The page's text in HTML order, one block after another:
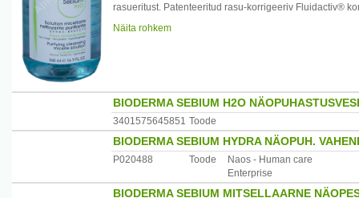
rasueritust. Patenteeritud rasu-korrigeeriv Fluidactiv®
Kasutamine: niisuta vatipadjake. Puhasta/eemalda
Päritolumaa: Prantsusmaa
Maaletooja: Remedica, Pärnu mnt 501, Laagri 76401
Näita rohkem
BIODERMA SEBIUM H2O
3401575645851 Toode
BIODERMA SEBIUM HYDRA NÄOPUH.
P020488 Toode
Naos - Human care
Enterprise
BIODERMA SEBIUM MITSELLAARNE